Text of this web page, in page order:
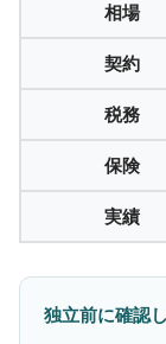
相場
契約
税務
保険
実績
独立前に確認